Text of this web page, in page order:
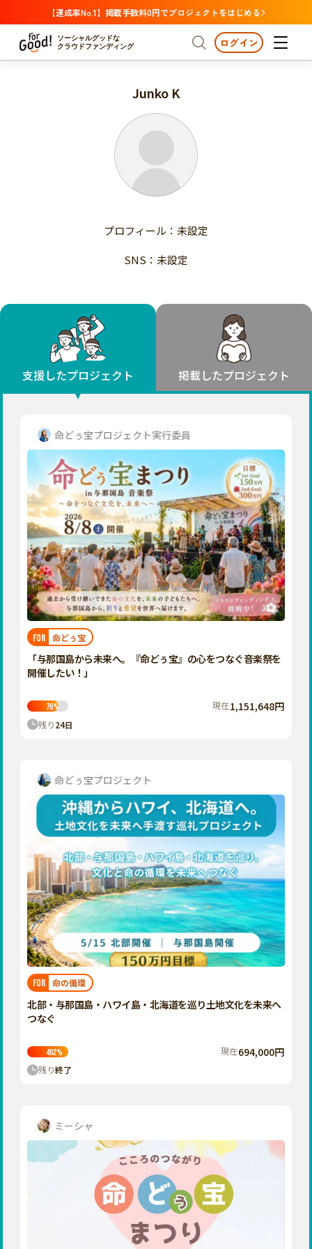
【達成率No.1】掲載手数料0円でプロジェクトをはじめる
ソーシャルグッドな
クラウドファンディング
プロジェクトからさがす 注目
支援金額が多い
支援人数が多い
終了日が近い
国際協力
子ども・教育
フード・農業
文化
環境・エシカル
人権・マイノリティ
社会貢献
地域からさがす 北海道・東北
北海道
秋田
山形
福島
関東
茨城
栃木
群馬
千葉
神奈川
福井
山梨
長野
岐阜
静岡
愛知
近畿
三重
滋賀
大阪
奈良
岡山
四国
支援金額が多い
終了日が近い
カテゴリーからさがす
医療・福祉
子ども・教育
人権・マイノリティ
北海道 青森 岩手 宮城
秋田
福島
茨城 栃木 群馬
千葉
東京
神奈川
新潟 富山 石川 福井
長野
岐阜 静岡 愛知
近畿
三重 滋賀 京都 大阪
兵庫
奈良
和歌山
中国
鳥取 島根 岡山 広島 山口
四国
徳島 香川 愛媛 高知
九州・沖縄
福岡 佐賀
宮崎
鹿児島 沖縄
ログイン
Junko K
プロフィール：未設定
SNS：未設定
支援したプロジェクト 掲載したプロジェクト
命どぅ宝プロジェクト実行委員
FOR 命どぅ宝
「与那国島から未来へ。『命どぅ宝』の心をつなぐ音楽祭を
開催したい！」
76% 現在1,151,648円
残り24日
命どぅ宝プロジェクト
FOR 命の循環
北部・与那国島・ハワイ島・北海道を巡り土地文化を未来へ
つなぐ
462% 現在694,000円
残り終了
ミーシャ